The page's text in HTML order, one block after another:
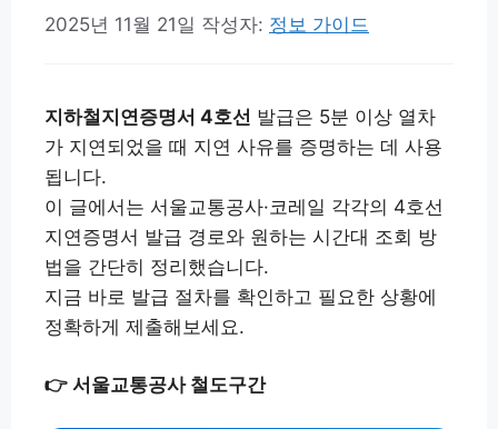
2025년 11월 21일 작성자: 정보 가이드
지하철지연증명서 4호선 발급은 5분 이상 열차
가 지연되었을 때 지연 사유를 증명하는 데 사용
됩니다.
이 글에서는 서울교통공사·코레일 각각의 4호선
지연증명서 발급 경로와 원하는 시간대 조회 방
법을 간단히 정리했습니다.
지금 바로 발급 절차를 확인하고 필요한 상황에
정확하게 제출해보세요.
👉 서울교통공사 철도구간